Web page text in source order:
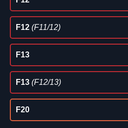
F12 (F11/12)
F13
F13 (F12/13)
F20